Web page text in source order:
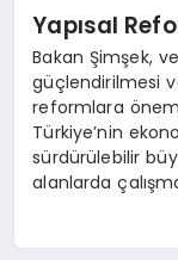
Yapısal
Bakan Şimşek,
güçlendirilmesi
reformlara
Türkiye’nin
sürdürülebilir
alanlarda